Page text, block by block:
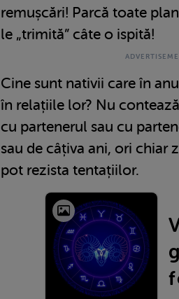
remușcări! Parcă toate
le „trimită” câte o ispită!
Cine sunt nativii care în
în relațiile lor? Nu
cu partenerul sau cu
sau de câțiva ani, ori chiar
pot rezista tentațiilor.